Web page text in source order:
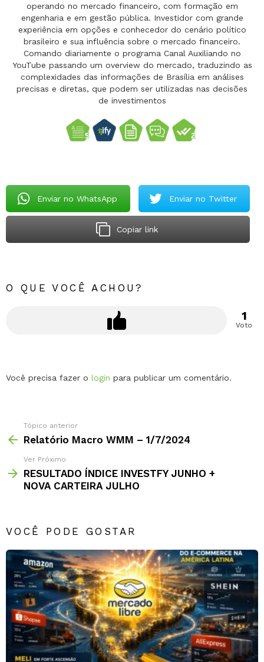
operando no mercado financeiro, com formação em
engenharia e em gestão pública. Investidor com grande
experiência em opções e conhecedor do cenário político
brasileiro e sua influência sobre o mercado financeiro.
Comando diariamente o programa Canal Auxiliando no
YouTube passando um overview do mercado, traduzindo as
complexidades das informações de Brasília em análises
precisas e diretas, que podem ser utilizadas nas decisões
de investimentos
Enviar no WhatsApp Enviar no Twitter
Copiar link
O QUE VOCÊ ACHOU?
1
Voto
Deixe
Você precisa fazer o login para publicar um comentário.
Tópico anterior
Relatório Macro WMM – 1/7/2024
Ver Próximo
RESULTADO ÍNDICE INVESTFY JUNHO +
NOVA CARTEIRA JULHO
VOCÊ PODE GOSTAR